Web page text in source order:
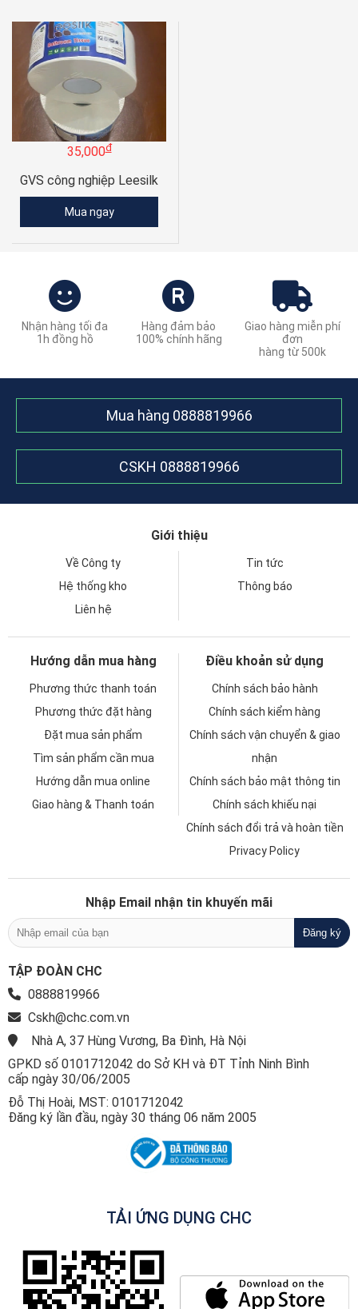
35,000đ
GVS công nghiệp Leesilk
Mua ngay
Nhận hàng tối đa
1h đồng hồ
Hàng đảm bảo
100% chính hãng
Giao hàng miễn phí
đơn
hàng từ 500k
Mua hàng 0888819966
CSKH 0888819966
Giới thiệu
Về Công ty
Tin tức
Hệ thống kho
Thông báo
Liên hệ
Hướng dẫn mua hàng
Phương thức thanh toán
Phương thức đặt hàng
Đặt mua sản phẩm
Tìm sản phẩm cần mua
Hướng dẫn mua online
Giao hàng & Thanh toán
Điều khoản sử dụng
Chính sách bảo hành
Chính sách kiểm hàng
Chính sách vận chuyển & giao
nhận
Chính sách bảo mật thông tin
Chính sách khiếu nại
Chính sách đổi trả và hoàn tiền
Privacy Policy
Nhập Email nhận tin khuyến mãi
TẬP ĐOÀN CHC
0888819966
Cskh@chc.com.vn
Nhà A, 37 Hùng Vương, Ba Đình, Hà Nội
GPKD số 0101712042 do Sở KH và ĐT Tỉnh Ninh Bình
cấp ngày 30/06/2005
Đỗ Thị Hoài, MST: 0101712042
Đăng ký lần đầu, ngày 30 tháng 06 năm 2005
TẢI ỨNG DỤNG CHC